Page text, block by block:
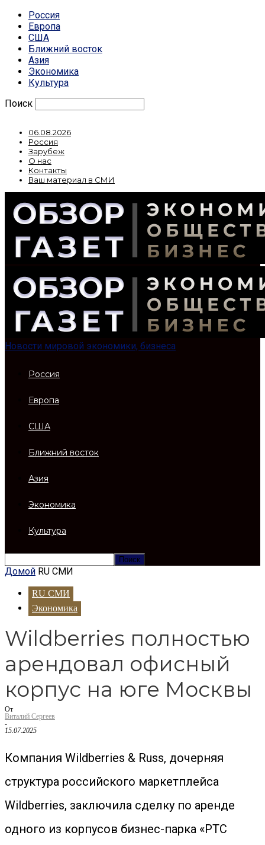
Россия
Европа
США
Ближний восток
Азия
Экономика
Культура
Поиск
06.08.2026
Россия
Зарубеж
О нас
Контакты
Ваш материал в СМИ
Новости мировой экономики, бизнеса
Россия
Европа
США
Ближний восток
Азия
Экономика
Культура
Домой RU СМИ
RU СМИ
Экономика
Wildberries полностью
арендовал офисный
корпус на юге Москвы
От
Виталий Сергеев
-
15.07.2025
Компания Wildberries & Russ, дочерняя
структура российского маркетплейса
Wildberries, заключила сделку по аренде
одного из корпусов бизнес-парка «РТС